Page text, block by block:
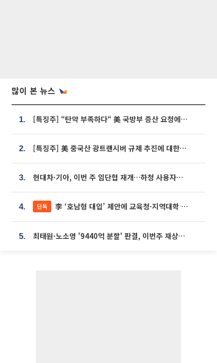
많이 본 뉴스
1. [특징주] “탄약 부족하다“ 美 국방부 증산 요청에⋯국내 방산주 급등세
2. [특징주] 美 중국산 광트랜시버 규제 추진에 대한광통신 등 광통신株 강세
3. 현대차·기아, 이번 주 임단협 재개…하청 사용자성 재심도 ‘변수’
4. 단독 李 ‘호남형 대입’ 제안에 교육청·지역대학 서·논술형 입시 연계 '착수'
5. 최태원·노소영 '9440억 분할' 판결, 이번주 재상고 여부 주목